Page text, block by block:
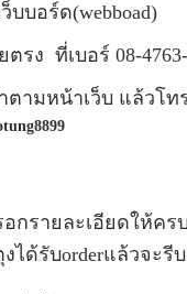
บบอร์ด(webboad)
รง ที่เบอร์ 08-4763-
ามหน้าเว็บ แล้วโท
กรายละเอียดให้คร
งได้รับorderแล้วจะ